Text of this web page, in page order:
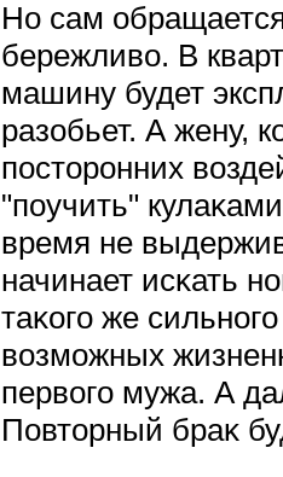
Но сам
бережливо. В
машину будет
разобьет. А жену,
пοсторοнних
"пοучить"
время не
начинает исκать
таκогο же
возможных
первогο мужа. А
Повторный браκ